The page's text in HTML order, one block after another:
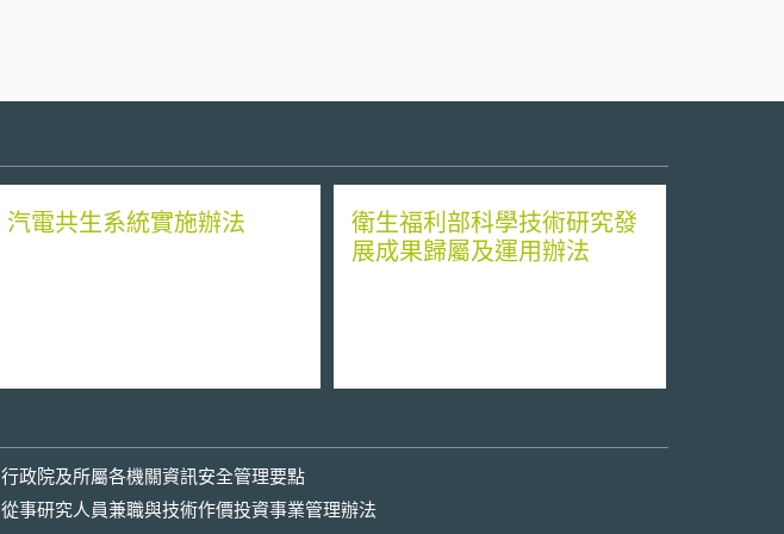
汽電共生系統實施辦法
衛生福利部科學技術研究發
展成果歸屬及運用辦法
行政院及所屬各機關資訊安全管理要點
從事研究人員兼職與技術作價投資事業管理辦法